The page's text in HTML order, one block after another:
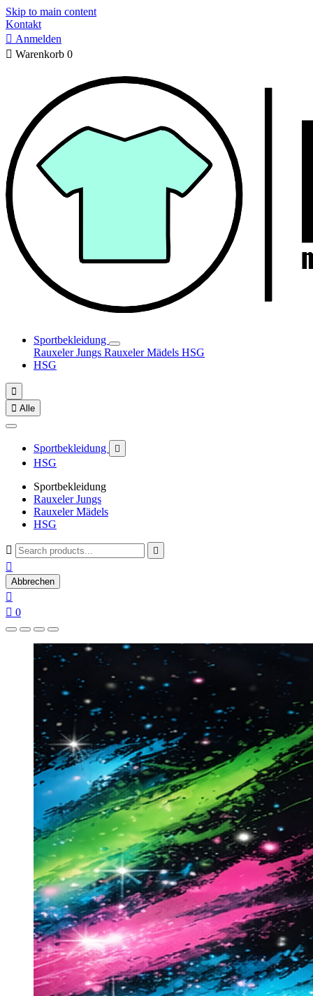
Skip to main content
Kontakt
 Anmelden
 Warenkorb 0
Sportbekleidung
Rauxeler Jungs Rauxeler Mädels HSG
HSG

 Alle
Sportbekleidung 
HSG
Sportbekleidung
Rauxeler Jungs
Rauxeler Mädels
HSG
 

Abbrechen

 0